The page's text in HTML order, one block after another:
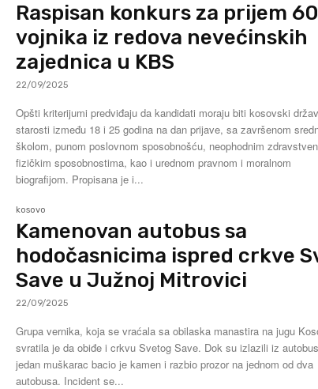
Raspisan konkurs za prijem 60
vojnika iz redova nevećinskih
zajednica u KBS
22/09/2025
Opšti kriterijumi predviđaju da kandidati moraju biti kosovski
starosti između 18 i 25 godina na dan prijave, sa završenom
školom, punom poslovnom sposobnošću, neophodnim
fizičkim sposobnostima, kao i urednom pravnom i moralnom
biografijom. Propisana je i...
kosovo
Kamenovan autobus sa
hodočasnicima ispred crkve
Save u Južnoj Mitrovici
22/09/2025
Grupa vernika, koja se vraćala sa obilaska manastira na jugu
svratila je da obiđe i crkvu Svetog Save. Dok su izlazili iz
jedan muškarac bacio je kamen i razbio prozor na jednom od dva
autobusa. Incident se...